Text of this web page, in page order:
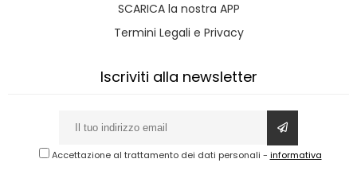
SCARICA la nostra APP
Termini Legali e Privacy
Iscriviti alla newsletter
Accettazione al trattamento dei dati personali - informativa